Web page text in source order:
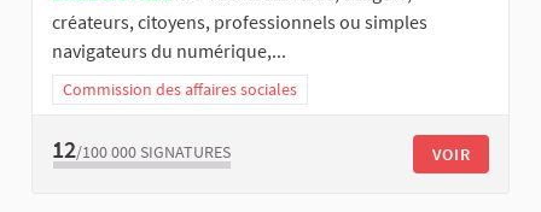
créateurs, citoyens, professionnels ou simples
navigateurs du numérique,...
Commission des affaires sociales
12/100 000 SIGNATURES VOIR